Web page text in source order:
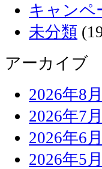
キャンペ
未分類
アーカイブ
2026年8月
2026年7月
2026年6月
2026年5月